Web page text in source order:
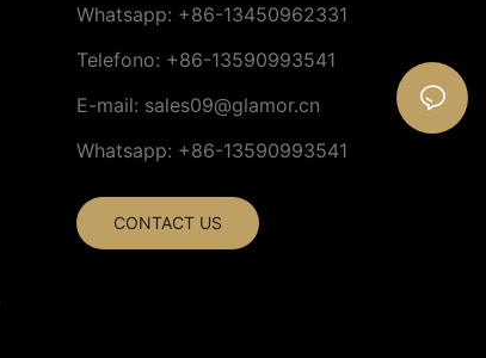
Whatsapp: +86-13450962331
Telefono: +86-13590993541
E-mail: sales09@glamor.cn
Whatsapp: +86-13590993541
CONTACT US